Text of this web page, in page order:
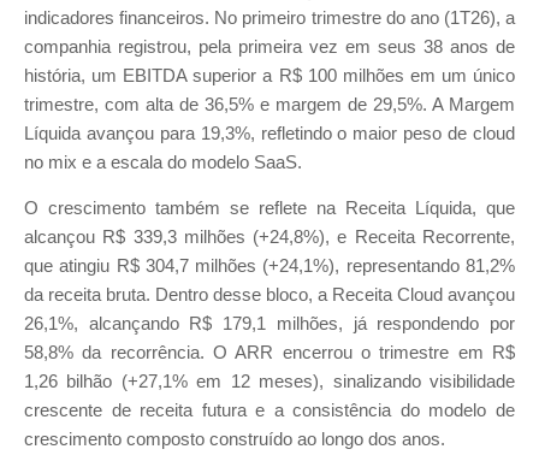
indicadores financeiros. No primeiro trimestre do ano (1T26), a
companhia registrou, pela primeira vez em seus 38 anos de
história, um EBITDA superior a R$ 100 milhões em um único
trimestre, com alta de 36,5% e margem de 29,5%. A Margem
Líquida avançou para 19,3%, refletindo o maior peso de cloud
no mix e a escala do modelo SaaS.
O crescimento também se reflete na Receita Líquida, que
alcançou R$ 339,3 milhões (+24,8%), e Receita Recorrente,
que atingiu R$ 304,7 milhões (+24,1%), representando 81,2%
da receita bruta. Dentro desse bloco, a Receita Cloud avançou
26,1%, alcançando R$ 179,1 milhões, já respondendo por
58,8% da recorrência. O ARR encerrou o trimestre em R$
1,26 bilhão (+27,1% em 12 meses), sinalizando visibilidade
crescente de receita futura e a consistência do modelo de
crescimento composto construído ao longo dos anos.